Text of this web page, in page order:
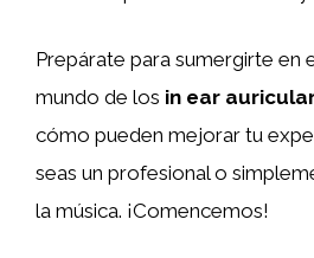
Prepárate para sumergirte en
mundo de los in ear
cómo pueden mejorar tu
seas un profesional o
la música. ¡Comencemos!